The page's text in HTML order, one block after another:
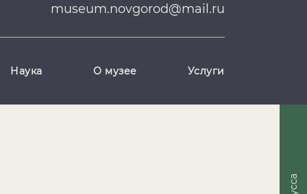
museum.novgorod@mail.ru
Наука О музее Услуги